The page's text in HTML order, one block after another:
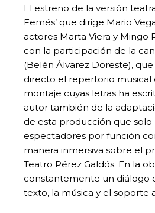
El estreno de la versión
Femés’ que dirige Mario
actores Marta Viera y Mingo
con la participación de la
(Belén Álvarez Doreste),
directo el repertorio musical
montaje cuyas letras ha
autor también de la
de esta producción que solo
espectadores por función
manera inmersiva sobre el
Teatro Pérez Galdós. En la
constantemente un diálogo
texto, la música y el soporte